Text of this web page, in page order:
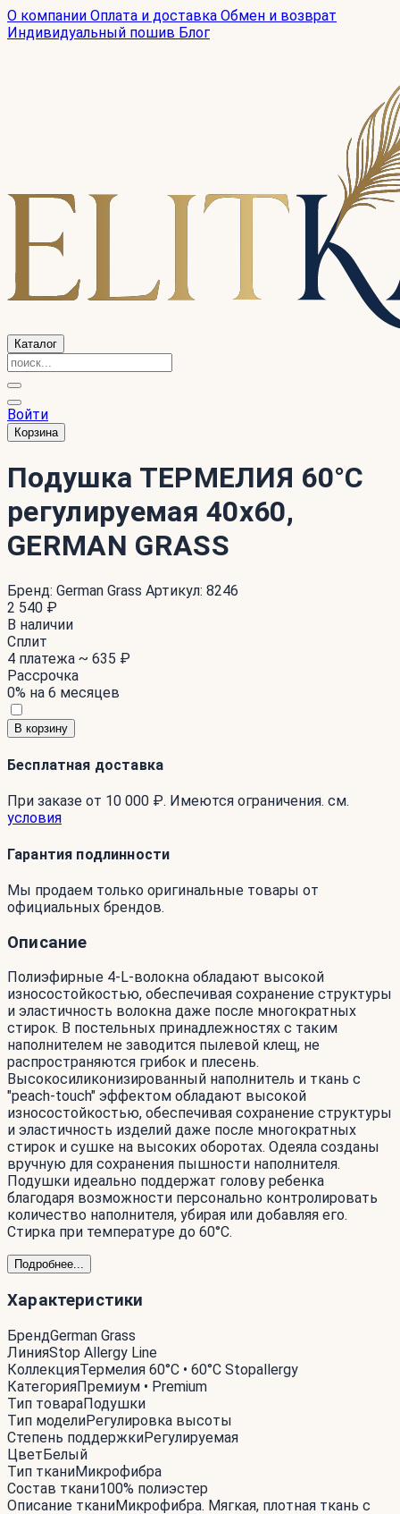
О компании Оплата и доставка Обмен и возврат
Индивидуальный пошив Блог
Каталог
Войти
Корзина
Подушка ТЕРМЕЛИЯ 60°C
регулируемая 40x60,
GERMAN GRASS
Бренд: German Grass Артикул: 8246
2 540 ₽
В наличии
Сплит
4 платежа ~ 635 ₽
Рассрочка
0% на 6 месяцев
В корзину
Бесплатная доставка
При заказе от 10 000 ₽. Имеются ограничения. см.
условия
Гарантия подлинности
Мы продаем только оригинальные товары от
официальных брендов.
Описание
Полиэфирные 4-L-волокна обладают высокой
износостойкостью, обеспечивая сохранение структуры
и эластичность волокна даже после многократных
стирок. В постельных принадлежностях с таким
наполнителем не заводится пылевой клещ, не
распространяются грибок и плесень.
Высокосиликонизированный наполнитель и ткань с
"peach-touch" эффектом обладают высокой
износостойкостью, обеспечивая сохранение структуры
и эластичность изделий даже после многократных
стирок и сушке на высоких оборотах. Одеяла созданы
вручную для сохранения пышности наполнителя.
Подушки идеально поддержат голову ребенка
благодаря возможности персонально контролировать
количество наполнителя, убирая или добавляя его.
Стирка при температуре до 60°С.
Подробнее...
Характеристики
БрендGerman Grass
ЛинияStop Allergy Line
КоллекцияТермелия 60°C • 60°C Stopallergy
КатегорияПремиум • Premium
Тип товараПодушки
Тип моделиРегулировка высоты
Степень поддержкиРегулируемая
ЦветБелый
Тип тканиМикрофибра
Состав ткани100% полиэстер
Описание тканиМикрофибра. Мягкая, плотная ткань с